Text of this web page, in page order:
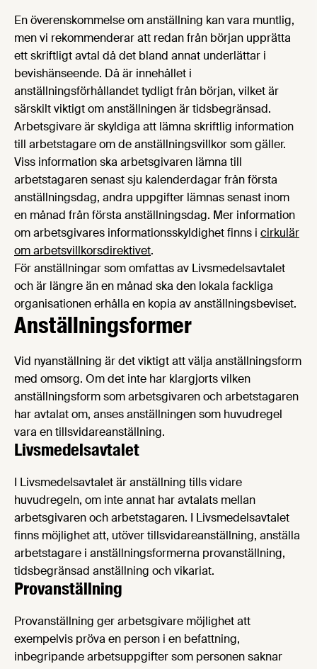
En överenskommelse om anställning kan vara muntlig,
men vi rekommenderar att redan från början upprätta
ett skriftligt avtal då det bland annat underlättar i
bevishänseende. Då är innehållet i
anställningsförhållandet tydligt från början, vilket är
särskilt viktigt om anställningen är tidsbegränsad.
Arbetsgivare är skyldiga att lämna skriftlig information
till arbetstagare om de anställningsvillkor som gäller.
Viss information ska arbetsgivaren lämna till
arbetstagaren senast sju kalenderdagar från första
anställningsdag, andra uppgifter lämnas senast inom
en månad från första anställningsdag. Mer information
om arbetsgivares informationsskyldighet finns i cirkulär
om arbetsvillkorsdirektivet.
För anställningar som omfattas av Livsmedelsavtalet
och är längre än en månad ska den lokala fackliga
organisationen erhålla en kopia av anställningsbeviset.
Anställningsformer
Vid nyanställning är det viktigt att välja anställningsform
med omsorg. Om det inte har klargjorts vilken
anställningsform som arbetsgivaren och arbetstagaren
har avtalat om, anses anställningen som huvudregel
vara en tillsvidareanställning.
Livsmedelsavtalet
I Livsmedelsavtalet är anställning tills vidare
huvudregeln, om inte annat har avtalats mellan
arbetsgivaren och arbetstagaren. I Livsmedelsavtalet
finns möjlighet att, utöver tillsvidareanställning, anställa
arbetstagare i anställningsformerna provanställning,
tidsbegränsad anställning och vikariat.
Provanställning
Provanställning ger arbetsgivare möjlighet att
exempelvis pröva en person i en befattning,
inbegripande arbetsuppgifter som personen saknar